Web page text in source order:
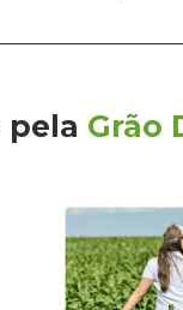
pela Grão